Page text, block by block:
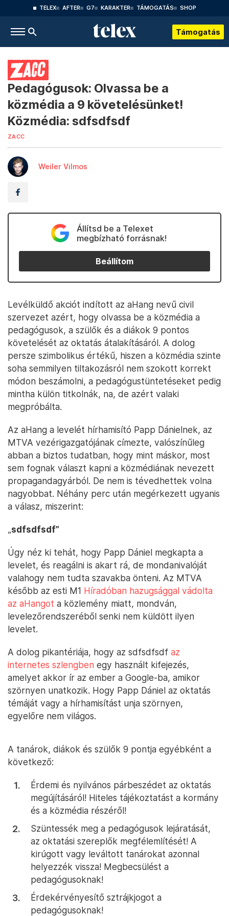
TELEX AFTER G7 KARAKTER TÁMOGATÁS SHOP
Támogatás
Pedagógusok: Olvassa be a
közmédia a 9 követelésünket!
Közmédia: sdfsdfsdf
ZACC
Weiler Vilmos
Állítsd be a Telexet
megbízható forrásnak!
Beállítom
Levélküldő akciót indított az aHang nevű civil
szervezet azért, hogy olvassa be a közmédia a
pedagógusok, a szülők és a diákok 9 pontos
követelését az oktatás átalakításáról. A dolog
persze szimbolikus értékű, hiszen a közmédia szinte
soha semmilyen tiltakozásról nem szokott korrekt
módon beszámolni, a pedagógustüntetéseket pedig
mintha külön titkolnák, na, de azért valaki
megpróbálta.
Az aHang a levelét hírhamisító Papp Dánielnek, az
MTVA vezérigazgatójának címezte, valószínűleg
abban a biztos tudatban, hogy mint máskor, most
sem fognak választ kapni a közmédiának nevezett
propagandagyárból. De nem is tévedhettek volna
nagyobbat. Néhány perc után megérkezett ugyanis
a válasz, miszerint:
„sdfsdfsdf”
Úgy néz ki tehát, hogy Papp Dániel megkapta a
levelet, és reagálni is akart rá, de mondanivalóját
valahogy nem tudta szavakba önteni. Az MTVA
később az esti M1 Híradóban hazugsággal vádolta
az aHangot a közlemény miatt, mondván,
levelezőrendszeréből senki nem küldött ilyen
levelet.
A dolog pikantériája, hogy az sdfsdfsdf az
internetes szlengben egy használt kifejezés,
amelyet akkor ír az ember a Google-ba, amikor
szörnyen unatkozik. Hogy Papp Dániel az oktatás
témáját vagy a hírhamisítást unja szörnyen,
egyelőre nem világos.
A tanárok, diákok és szülők 9 pontja egyébként a
következő:
Érdemi és nyilvános párbeszédet az oktatás
megújításáról! Hiteles tájékoztatást a kormány
és a közmédia részéről!
Szüntessék meg a pedagógusok lejáratását,
az oktatási szereplők megfélemlítését! A
kirúgott vagy leváltott tanárokat azonnal
helyezzék vissza! Megbecsülést a
pedagógusoknak!
Érdekérvényesítő sztrájkjogot a
pedagógusoknak!